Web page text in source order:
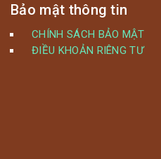
Bảo mật thông tin
CHÍNH SÁCH BẢO MẬT
ĐIỀU KHOẢN RIÊNG TƯ